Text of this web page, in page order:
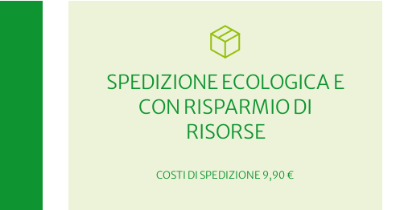
SPEDIZIONE ECOLOGICA E
CON RISPARMIO DI
RISORSE
COSTI DI SPEDIZIONE 9,90 €